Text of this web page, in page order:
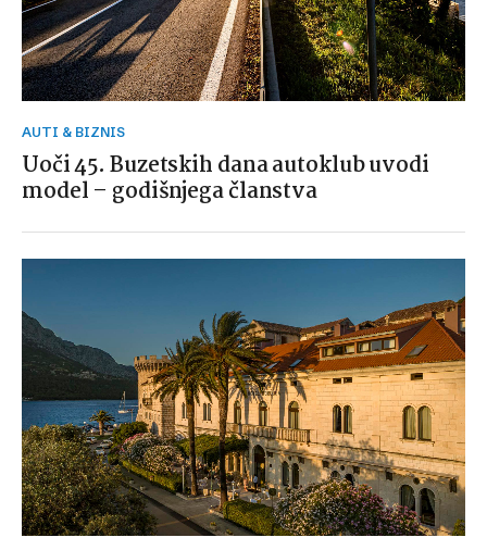
AUTI & BIZNIS
Uoči 45. Buzetskih dana autoklub uvodi
model – godišnjega članstva